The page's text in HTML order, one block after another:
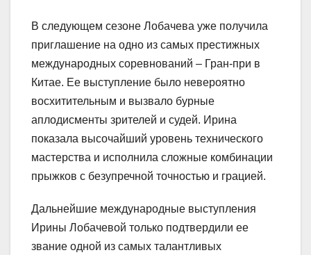
В следующем сезоне Лобачева уже получила
приглашение на одно из самых престижных
международных соревнований – Гран-при в
Китае. Ее выступление было невероятно
восхитительным и вызвало бурные
аплодисменты зрителей и судей. Ирина
показала высочайший уровень технического
мастерства и исполнила сложные комбинации
прыжков с безупречной точностью и грацией.
Дальнейшие международные выступления
Ирины Лобачевой только подтвердили ее
звание одной из самых талантливых